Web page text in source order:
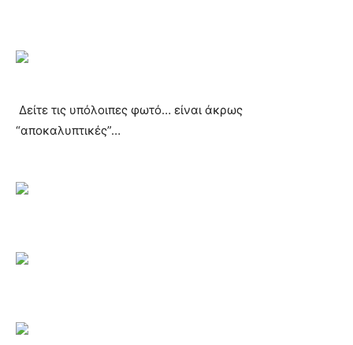
Δείτε τις υπόλοιπες φωτό… είναι άκρως
“αποκαλυπτικές”…